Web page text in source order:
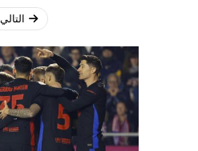
التالي